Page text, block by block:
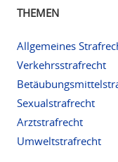
THEMEN
Allgemeines
Verkehrsstrafrecht
Sexualstrafrecht
Arztstrafrecht
Umweltstrafrecht